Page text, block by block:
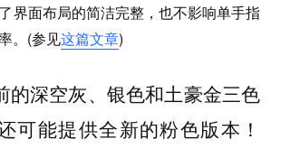
界面布局的简洁完整，也不影响单手指
。(参见这篇文章)
的深空灰、银色和土豪金三色
可能提供全新的粉色版本 ！